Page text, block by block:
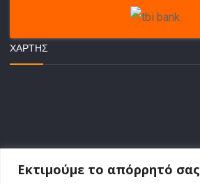
Εκτιμούμε το απόρρητό σας
ΧΆΡΤΗΣ